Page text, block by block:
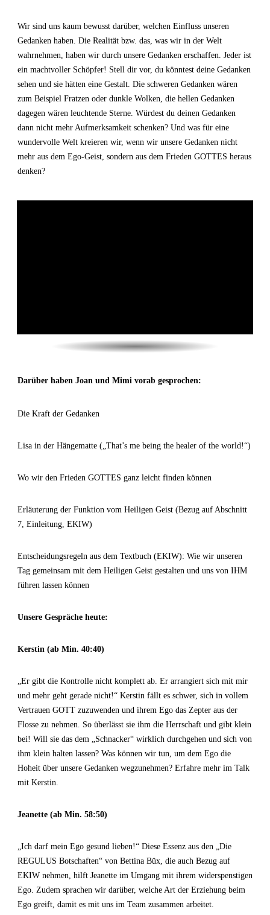
Wir sind uns kaum bewusst darüber, welchen Einfluss unseren
Gedanken haben. Die Realität bzw. das, was wir in der Welt
wahrnehmen, haben wir durch unsere Gedanken erschaffen. Jeder ist
ein machtvoller Schöpfer! Stell dir vor, du könntest deine Gedanken
sehen und sie hätten eine Gestalt. Die schweren Gedanken wären
zum Beispiel Fratzen oder dunkle Wolken, die hellen Gedanken
dagegen wären leuchtende Sterne. Würdest du deinen Gedanken
dann nicht mehr Aufmerksamkeit schenken? Und was für eine
wundervolle Welt kreieren wir, wenn wir unsere Gedanken nicht
mehr aus dem Ego-Geist, sondern aus dem Frieden GOTTES heraus
denken?
Darüber haben Joan und Mimi vorab gesprochen:
Die Kraft der Gedanken
Lisa in der Hängematte („That’s me being the healer of the world!“)
Wo wir den Frieden GOTTES ganz leicht finden können
Erläuterung der Funktion vom Heiligen Geist (Bezug auf Abschnitt
7, Einleitung, EKIW)
Entscheidungsregeln aus dem Textbuch (EKIW): Wie wir unseren
Tag gemeinsam mit dem Heiligen Geist gestalten und uns von IHM
führen lassen können
Unsere Gespräche heute:
Kerstin (ab Min. 40:40)
„Er gibt die Kontrolle nicht komplett ab. Er arrangiert sich mit mir
und mehr geht gerade nicht!“ Kerstin fällt es schwer, sich in vollem
Vertrauen GOTT zuzuwenden und ihrem Ego das Zepter aus der
Flosse zu nehmen. So überlässt sie ihm die Herrschaft und gibt klein
bei! Will sie das dem „Schnacker“ wirklich durchgehen und sich von
ihm klein halten lassen? Was können wir tun, um dem Ego die
Hoheit über unsere Gedanken wegzunehmen? Erfahre mehr im Talk
mit Kerstin.
Jeanette (ab Min. 58:50)
„Ich darf mein Ego gesund lieben!“ Diese Essenz aus den „Die
REGULUS Botschaften“ von Bettina Büx, die auch Bezug auf
EKIW nehmen, hilft Jeanette im Umgang mit ihrem widerspenstigen
Ego. Zudem sprachen wir darüber, welche Art der Erziehung beim
Ego greift, damit es mit uns im Team zusammen arbeitet.